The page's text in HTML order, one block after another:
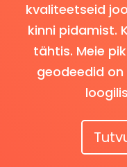
kvaliteetseid
kinni pidamist.
tähtis. Meie
geodeedid on